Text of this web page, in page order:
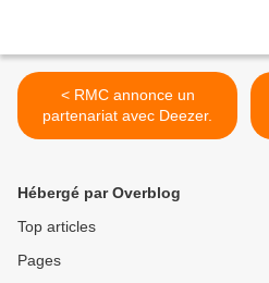
< RMC annonce un
partenariat avec Deezer.
Hébergé par Overblog
Top articles
Pages